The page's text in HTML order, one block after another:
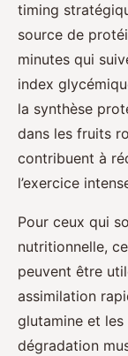
timing
source de
minutes qui
index
la synthèse
dans les fruits
contribuent à
l’exercice
Pour ceux qui
nutritionnelle,
peuvent être
assimilation
glutamine et les
dégradation